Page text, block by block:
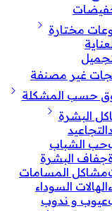
مختارة
غير مصنفة
حسب المشكلة
البشرة
التجاعيد
حب الشباب
جفاف البشرة
مشاكل المسامات
الهالات السوداء
عيوب و ندوب